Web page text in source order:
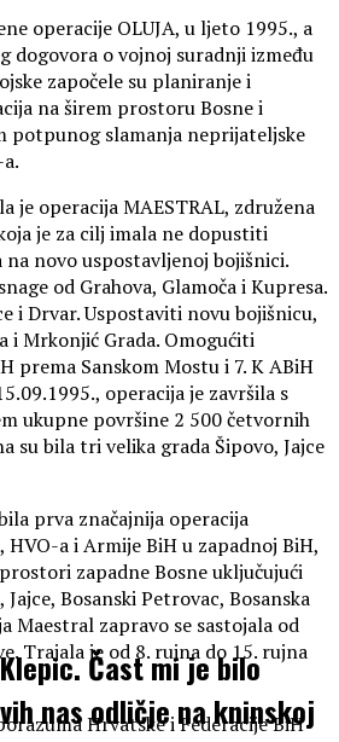
operacije OLUJA, u ljeto 1995., a
dogovora o vojnoj suradnji između
započele su planiranje i
na širem prostoru Bosne i
potpunog slamanja neprijateljske
je operacija MAESTRAL, združena
je za cilj imala ne dopustiti
novo uspostavljenoj bojišnici.
od Grahova, Glamoča i Kupresa.
i Drvar. Uspostaviti novu bojišnicu,
i Mrkonjić Grada. Omogućiti
prema Sanskom Mostu i 7. K ABiH
operacija je završila s
ukupne površine 2 500 četvornih
su bila tri velika grada Šipovo, Jajce
prva značajnija operacija
HVO-a i Armije BiH u zapadnoj BiH,
zapadne Bosne uključujući
Bosanski Petrovac, Bosanska
Maestral zapravo se sastojala od
Trajala je od 8. rujna do 15. rujna
Hrvatske i Federacije BiH
Čast mi je bilo
nas odličje na kninskoj